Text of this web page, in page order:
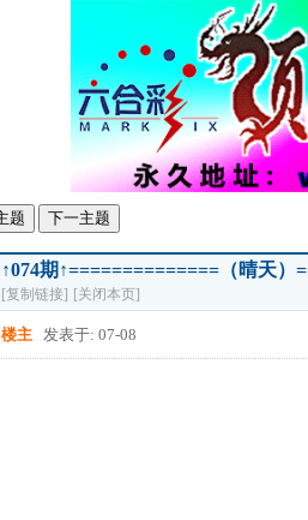
题 下一主题
↑074期↑==============（晴天
[复制链接] [关闭本页]
楼主 发表于: 07-08